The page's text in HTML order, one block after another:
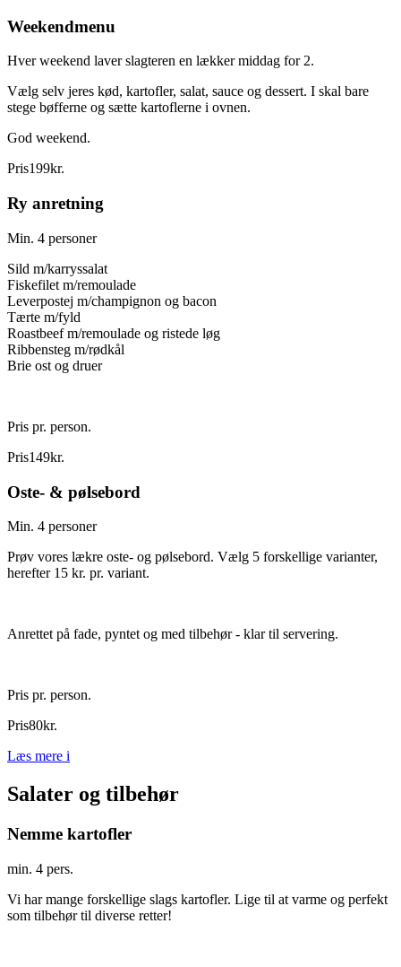
Weekendmenu
Hver weekend laver slagteren en lækker middag for 2.
Vælg selv jeres kød, kartofler, salat, sauce og dessert. I skal bare
stege bøfferne og sætte kartoflerne i ovnen.
God weekend.
Pris199kr.
Ry anretning
Min. 4 personer
Sild m/karryssalat
Fiskefilet m/remoulade
Leverpostej m/champignon og bacon
Tærte m/fyld
Roastbeef m/remoulade og ristede løg
Ribbensteg m/rødkål
Brie ost og druer
Pris pr. person.
Pris149kr.
Oste- & pølsebord
Min. 4 personer
Prøv vores lækre oste- og pølsebord. Vælg 5 forskellige varianter,
herefter 15 kr. pr. variant.
Anrettet på fade, pyntet og med tilbehør - klar til servering.
Pris pr. person.
Pris80kr.
Læs mere i
Salater og tilbehør
Nemme kartofler
min. 4 pers.
Vi har mange forskellige slags kartofler. Lige til at varme og perfekt
som tilbehør til diverse retter!